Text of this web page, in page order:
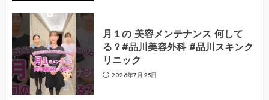
月１の 美容メンテナンス 何して
る？#品川美容外科 #品川スキンク
リニック
2026年7月25日